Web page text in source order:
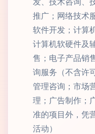
推广；网络技术
软件开发；计算
计算机软硬件及
售；电子产品销
询服务（不含许
管理咨询；市场
理；广告制作；
准的项目外，凭
活动）